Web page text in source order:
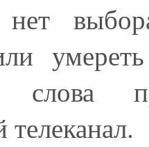
слова
телеканал.